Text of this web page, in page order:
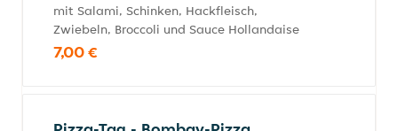
mit Salami, Schinken, Hackfleisch,
Zwiebeln, Broccoli und Sauce Hollandaise
7,00 €